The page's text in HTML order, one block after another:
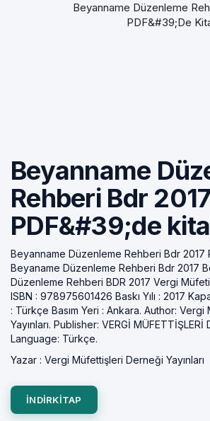
Beyanname Düzenleme
PDF&#39;de
Beyanname
Rehberi Bdr 2017
PDF&#39;de
Beyanname Düzenleme Rehberi Bdr 2017
Beyaname Düzenleme Rehberi Bdr 2017
Düzenleme Rehberi BDR 2017 Vergi
ISBN : 978975601426 Baskı Yılı : 2017
: Türkçe Basım Yeri : Ankara. Author:
Yayınları. Publisher: VERGİ MÜFETTİŞLERİ
Language: Türkçe.
Yazar : Vergi Müfettişleri Derneği Yayınları
INDIRKITAP